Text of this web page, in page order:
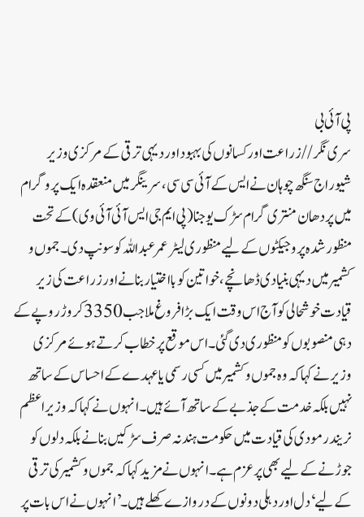
پی آئی بی
سری نگر //زراعت اور کسانوں کی بہبود اور دیہی ترقی کے مرکزی وزیر
شیوراج سنگھ چوہان نے ایس کے آئی سی سی، سرینگر میں منعقدہ ایک پروگرام
میں پردھان منتری گرام سڑک یوجنا (پی ایم جی ایس آئی آئی وی) کے تحت
منظور شدہ پروجیکٹوں کے لیے منظوری لیٹر عمر عبداللہ کو سونپ دی۔جموں و
کشمیر میں دیہی بنیادی ڈھانچے، خواتین کو بااختیار بنانے اور زراعت کی زیر
قیادت خوشحالی کو آج اس وقت ایک بڑا فروغ ملا جب 3350کروڑ روپے کے
دہی منصوبوں کو منظوری دی گئی۔ اس موقع پر خطاب کرتے ہوئے مرکزی
وزیر نے کہا کہ وہ جموں و کشمیر میں کسی رسمی یا عہدے کے احساس کے ساتھ
نہیں بلکہ خدمت کے جذبے کے ساتھ آئے ہیں۔ انہوں نے کہا کہ وزیر اعظم
نریندر مودی کی قیادت میں حکومت ہند نہ صرف سڑکیں بنانے بلکہ دلوں کو
جوڑنے کے لیے بھی پرعزم ہے۔ انہوں نے مزید کہا کہ جموں و کشمیر کی ترقی
کے لیے ‘دل اور دہلی دونوں کے دروازے کھلے ہیں۔’ انہوں نے اس بات پر